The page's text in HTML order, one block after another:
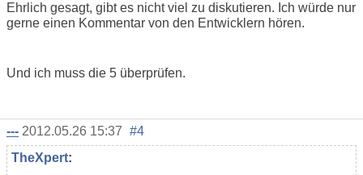
Ehrlich gesagt, gibt es nicht viel zu diskutieren. Ich würde nur
gerne einen Kommentar von den Entwicklern hören.
Und ich muss die 5 überprüfen.
--- 2012.05.26 15:37 #4
TheXpert: